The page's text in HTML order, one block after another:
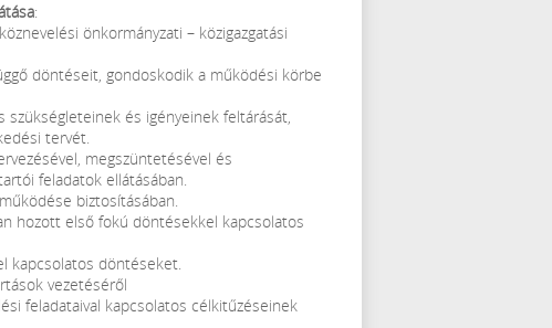
:
önkormányzati – közigazgatási
döntéseit, gondoskodik a működési körbe
szükségleteinek és igényeinek feltárását,
tervét.
megszüntetésével és
feladatok ellátásában.
biztosításában.
hozott első fokú döntésekkel kapcsolatos
kapcsolatos döntéseket.
vezetéséről
feladataival kapcsolatos célkitűzéseinek